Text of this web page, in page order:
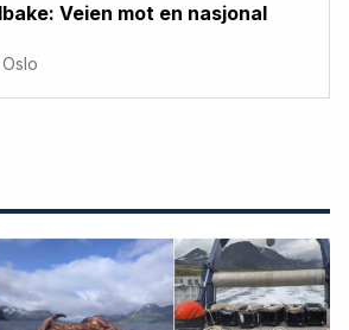
Veien mot en nasjonal